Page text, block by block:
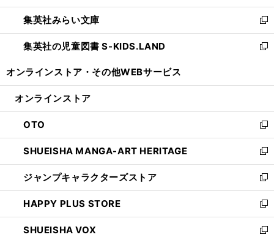
開
く
ウ
で
開
く
ン
ド
ウ
で
ウ
ィ
ン
ド
開
集英社みらい文庫
新
し
い
ン
ウ
で
開
く
集英社の児童図書 S-KIDS.LAND
新
ウ
ン
ド
ウ
で
開
く
オンラインストア・ その他WEBサービス
オンラインストア
OTO
新
し
い
ウ
ィ
ン
ド
ウ
で
SHUEISHA MANGA-ART HERITAGE
新
し
い
ウ
ィ
ン
ド
ジャンプキャラクターズストア
新
し
い
ウ
ィ
HAPPY PLUS STORE
新
し
い
SHUEISHA VOX
新